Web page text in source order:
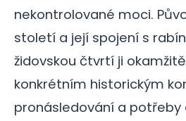
nekontrolované moci.
století a její spojení s
židovskou čtvrtí ji
konkrétním historickým
pronásledování a potřeby